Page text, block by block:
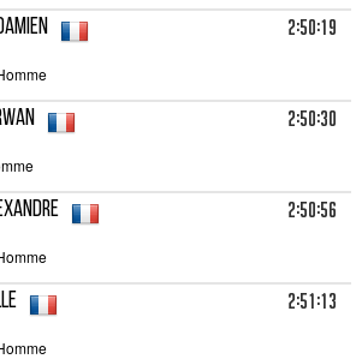
2:50:19
2:50:30
2:50:56
2:51:13